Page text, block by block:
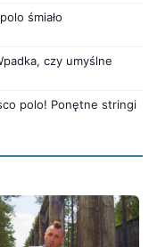
śmiało
czy umyślne
polo! Ponętne stringi